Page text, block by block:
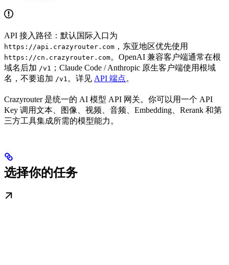
API 接入路径：默认国际入口为
https://api.crazyrouter.com ，东亚地区优先使用
https://cn.crazyrouter.com。OpenAI 兼容客户端通常在根
域名后加 /v1
；Claude Code / Anthropic 原生客户端使用根域
名，不要追加 /v1 。详见 API 端点。
Crazyrouter 是统一的 AI 模型 API 网关。你可以用一个 API
Key 调用文本、图像、视频、音频、Embedding、Rerank 和第
三方工具集成所需的模型能力。
选择你的任务